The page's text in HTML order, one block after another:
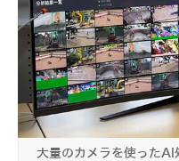
大量のカメラを使ったAI